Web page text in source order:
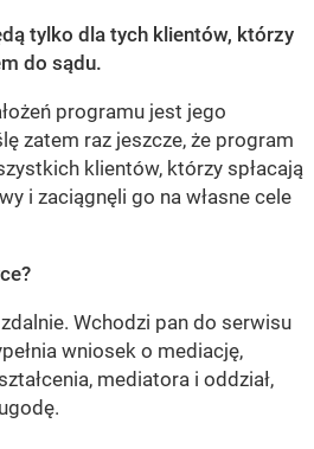
tylko dla tych klientów, którzy
do sądu.
programu jest jego
zatem raz jeszcze, że program
klientów, którzy spłacają
i zaciągnęli go na własne cele
Wchodzi pan do serwisu
wniosek o mediację,
mediatora i oddział,